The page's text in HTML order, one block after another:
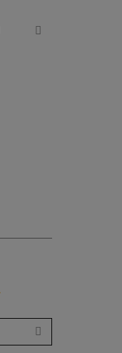
Suchen